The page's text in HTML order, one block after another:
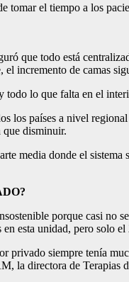
tomar el tiempo a los
que todo está
incremento de camas
todo lo que falta en el
los países a nivel
que disminuir.
media donde el
porque casi no
esta unidad, pero solo
privado siempre tenía
la ​directora de Terapias